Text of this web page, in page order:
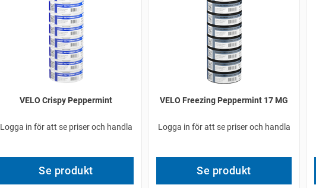
VELO Crispy Peppermint
Logga in för att se priser och handla
Se produkt
VELO Freezing Peppermint 17 MG
Logga in för att se priser och handla
Se produkt